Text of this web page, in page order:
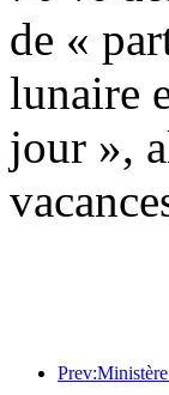
de «
lunaire
jour »,